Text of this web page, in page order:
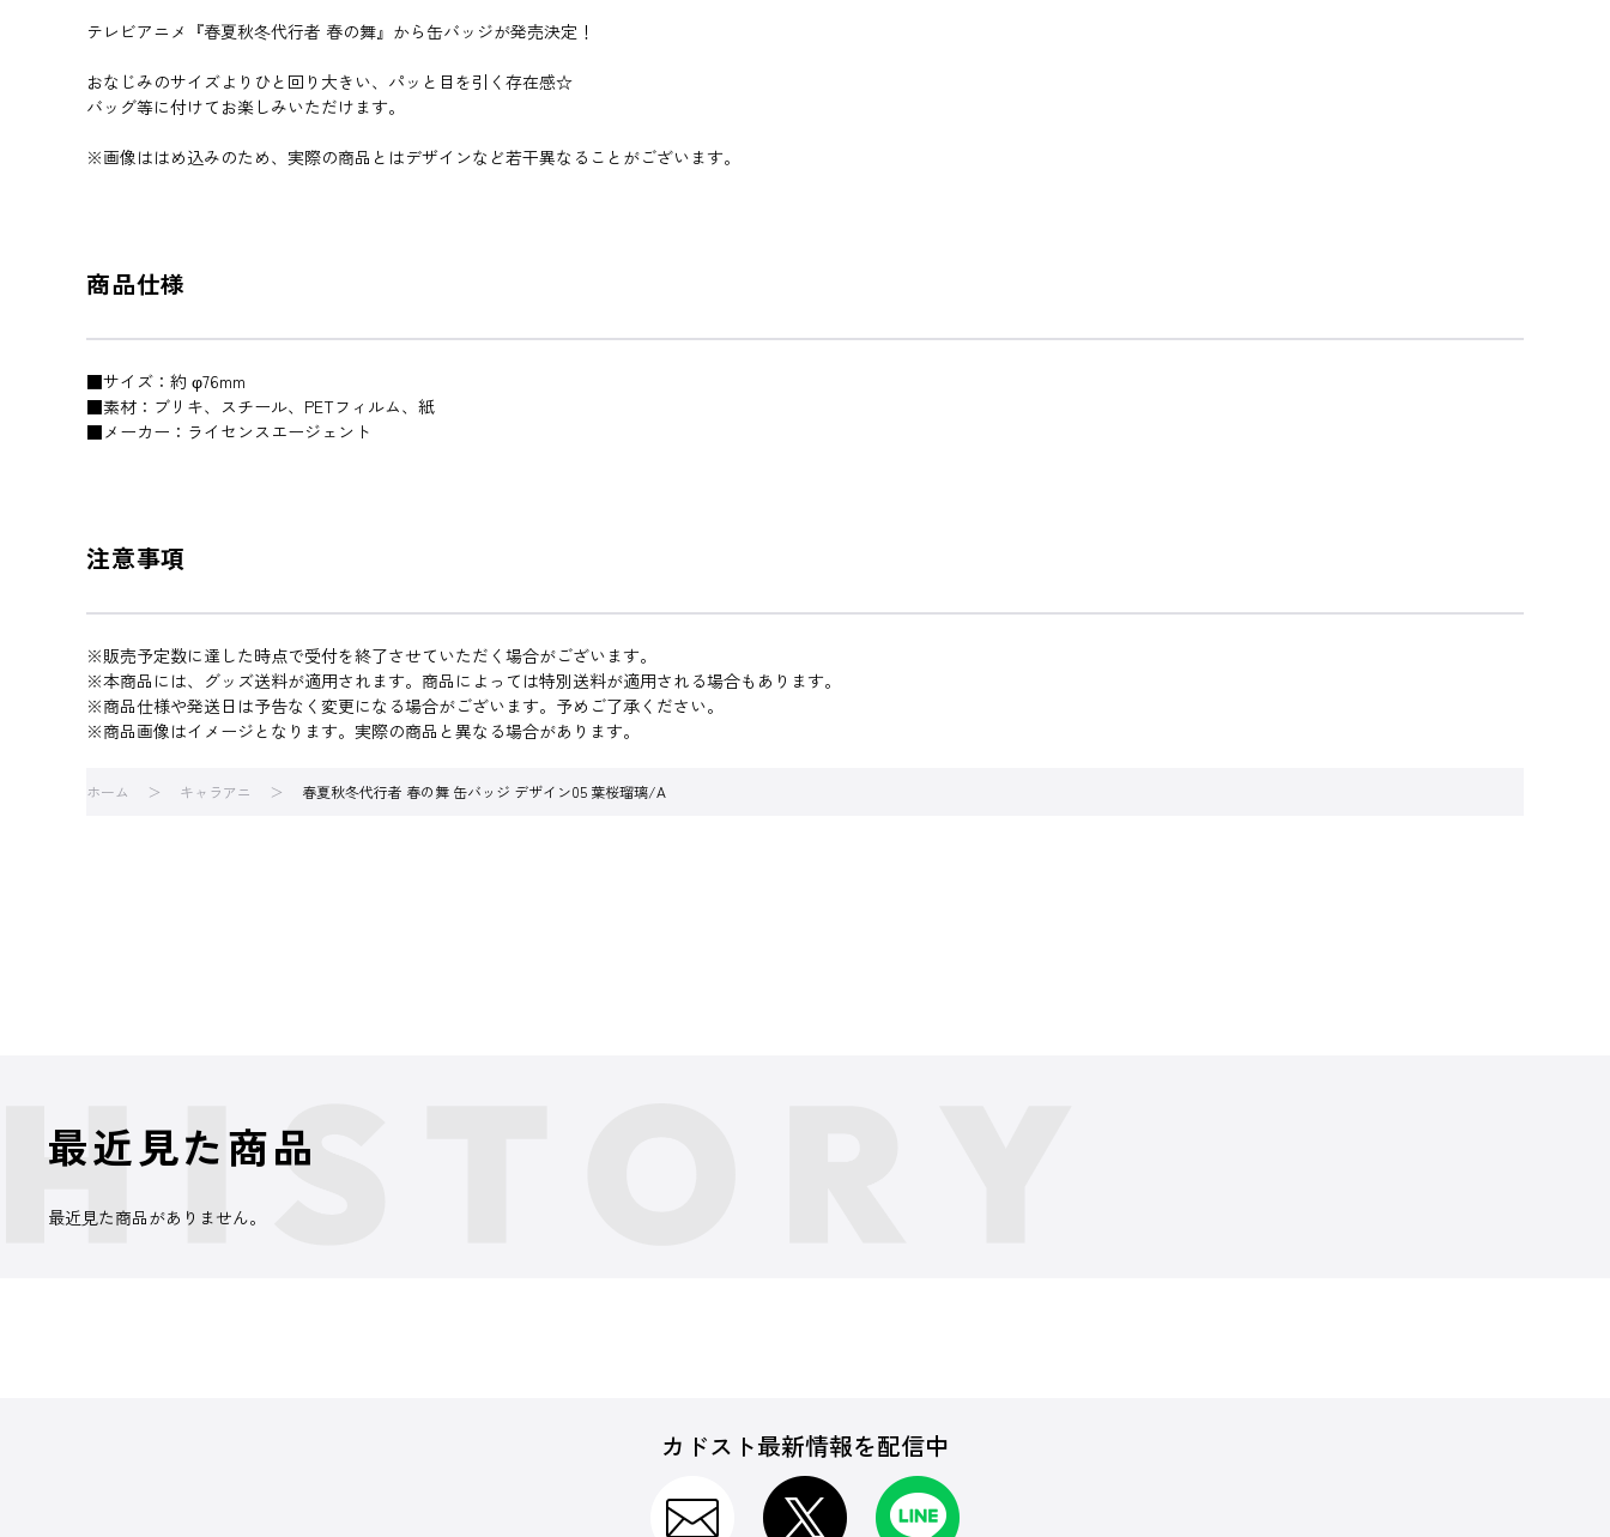
テレビアニメ『春夏秋冬代行者 春の舞』から缶バッジが発売決定！
おなじみのサイズよりひと回り大きい、パッと目を引く存在感☆
バッグ等に付けてお楽しみいただけます。
※画像ははめ込みのため、実際の商品とはデザインなど若干異なることがございます。
商品仕様
■サイズ：約 φ76mm
■素材：ブリキ、スチール、PETフィルム、紙
■メーカー：ライセンスエージェント
注意事項
※販売予定数に達した時点で受付を終了させていただく場合がございます。
※本商品には、グッズ送料が適用されます。商品によっては特別送料が適用される場合もあります。
※商品仕様や発送日は予告なく変更になる場合がございます。予めご了承ください。
※商品画像はイメージとなります。実際の商品と異なる場合があります。
ホーム キャラアニ 春夏秋冬代行者 春の舞 缶バッジ デザイン05 葉桜瑠璃/A
最近見た商品
最近見た商品がありません。
カドスト最新情報を配信中